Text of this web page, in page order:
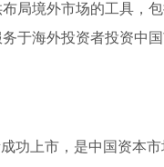
局境外市场的工具，
于海外投资者投资中
功上市，是中国资本